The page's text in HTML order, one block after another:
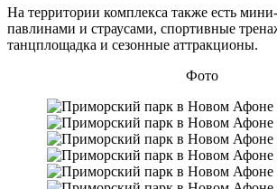
На территории комплекса также есть
павлинами и страусами, спортивные
танцплощадка и сезонные аттракционы.
Фото